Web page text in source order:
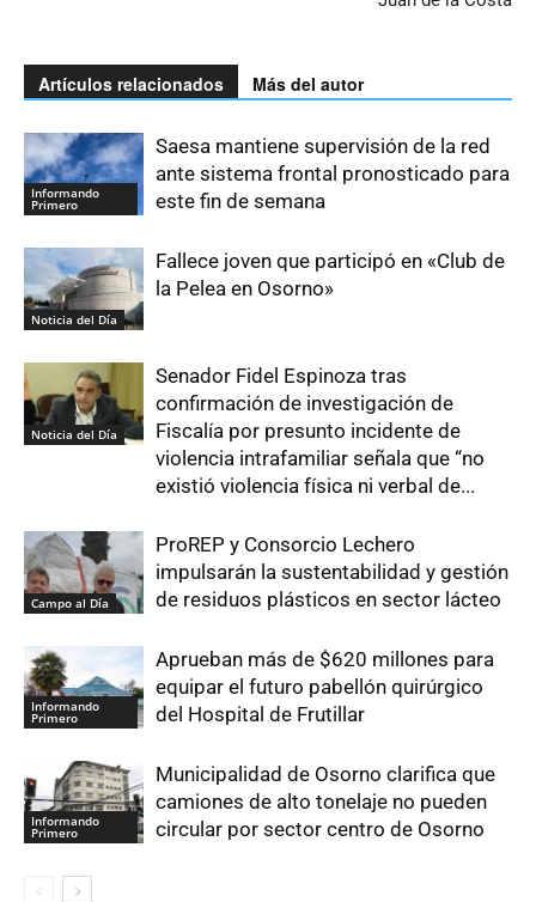
Artículos relacionados Más del autor
Informando
Primero
Saesa mantiene supervisión de la red
ante sistema frontal pronosticado para
este fin de semana
Noticia del Día
Fallece joven que participó en «Club de
la Pelea en Osorno»
Noticia del Día
Senador Fidel Espinoza tras
confirmación de investigación de
Fiscalía por presunto incidente de
violencia intrafamiliar señala que “no
existió violencia física ni verbal de...
Campo al Día
ProREP y Consorcio Lechero
impulsarán la sustentabilidad y gestión
de residuos plásticos en sector lácteo
Informando
Primero
Aprueban más de $620 millones para
equipar el futuro pabellón quirúrgico
del Hospital de Frutillar
Informando
Primero
Municipalidad de Osorno clarifica que
camiones de alto tonelaje no pueden
circular por sector centro de Osorno